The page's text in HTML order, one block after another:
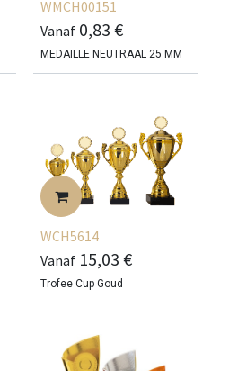
WMCH00151
Vanaf 0,83 €
MEDAILLE NEUTRAAL 25 MM
WCH5614
Vanaf 15,03 €
Trofee Cup Goud